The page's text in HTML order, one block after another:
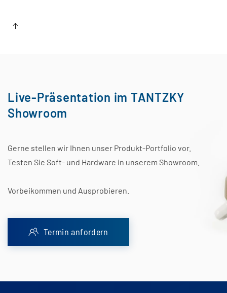
Live-Präsentation im TANTZKY
Showroom
Gerne stellen wir Ihnen unser Produkt-Portfolio vor.
Testen Sie Soft- und Hardware in unserem Showroom.
Vorbeikommen und Ausprobieren.
Termin anfordern